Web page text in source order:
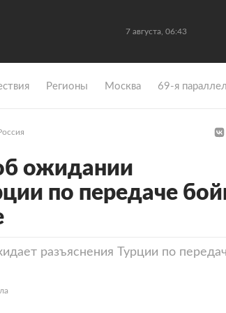
7 августа, 06:43
Регионы Москва 69-я
ожидании
по передаче
разъяснения Турции по